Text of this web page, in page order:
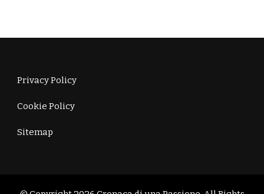
Privacy Policy
Cookie Policy
Sitemap